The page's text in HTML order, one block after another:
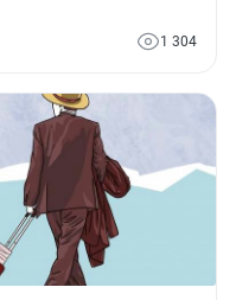
а также исчисления
рабочего
1 304